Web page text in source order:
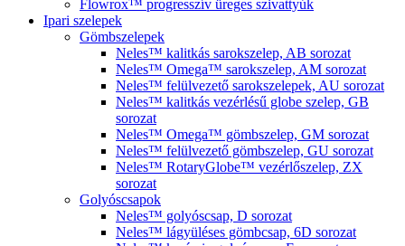
Flowrox™ progresszív üreges szivattyúk
Ipari szelepek
Gömbszelepek
Neles™ kalitkás sarokszelep, AB sorozat
Neles™ Omega™ sarokszelep, AM sorozat
Neles™ felülvezető sarokszelepek, AU sorozat
Neles™ kalitkás vezérlésű globe szelep, GB
sorozat
Neles™ Omega™ gömbszelep, GM sorozat
Neles™ felülvezető gömbszelep, GU sorozat
Neles™ RotaryGlobe™ vezérlőszelep, ZX
sorozat
Golyóscsapok
Neles™ golyóscsap, D sorozat
Neles™ lágyüléses gömbcsap, 6D sorozat